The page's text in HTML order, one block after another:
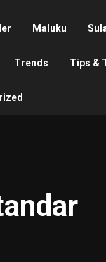
Maluku
Trends Tips &